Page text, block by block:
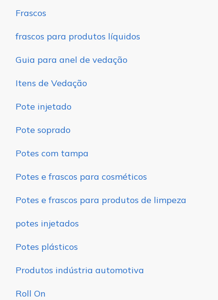
Frascos
frascos para produtos líquidos
Guia para anel de vedação
Itens de Vedação
Pote injetado
Pote soprado
Potes com tampa
Potes e frascos para cosméticos
Potes e frascos para produtos de limpeza
potes injetados
Potes plásticos
Produtos indústria automotiva
Roll On